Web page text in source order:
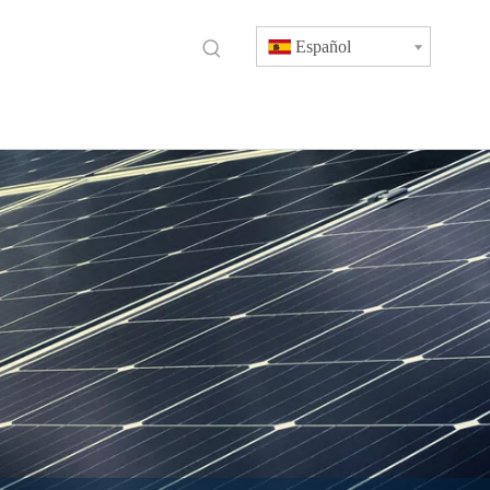
Español